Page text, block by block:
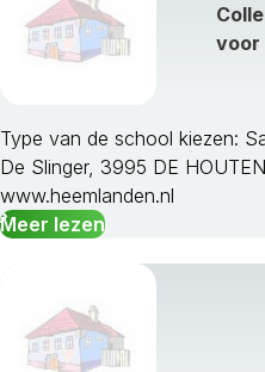
Soest
Stichtse Vecht
Veenendaal
Vianen
Wijk Bij Duurstede
Woerden
Woudenberg
voor
Type van de school kiezen:
De Slinger, 3995 DE HOUTEN
www.heemlanden.nl
Meer lezen